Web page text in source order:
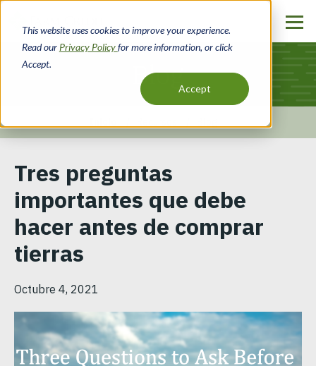
This website uses cookies to improve your experience.
Read our Privacy Policyfor more information, or click
Accept.
Accept
contenido
principal
Blog
de
navegación
Tres preguntas
importantes que debe
hacer antes de comprar
tierras
Octubre 4, 2021